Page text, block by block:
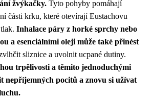
žvýkačky. Tyto pohyby pomáhají
části krku, které otevírají Eustachovu
Inhalace páry z horké sprchy nebo
a esenciálními oleji může také přinést
sliznice a uvolnit ucpané dutiny.
trpělivosti a těmito jednoduchými
nepříjemných pocitů a znovu si užívat